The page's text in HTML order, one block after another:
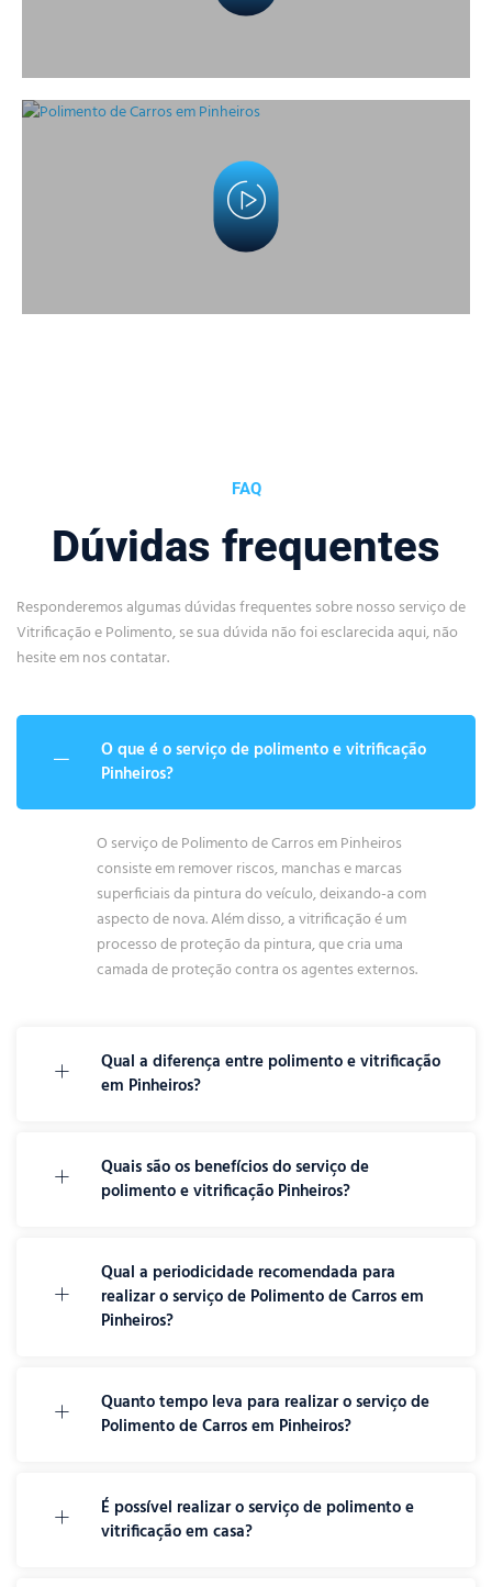
FAQ
Dúvidas frequentes
Responderemos algumas dúvidas frequentes sobre nosso serviço de
Vitrificação e Polimento, se sua dúvida não foi esclarecida aqui, não
hesite em nos contatar.
O que é o serviço de polimento e vitrificação
Pinheiros?
O serviço de Polimento de Carros em Pinheiros
consiste em remover riscos, manchas e marcas
superficiais da pintura do veículo, deixando-a com
aspecto de nova. Além disso, a vitrificação é um
processo de proteção da pintura, que cria uma
camada de proteção contra os agentes externos.
Qual a diferença entre polimento e vitrificação
em Pinheiros?
Quais são os benefícios do serviço de
polimento e vitrificação Pinheiros?
Qual a periodicidade recomendada para
realizar o serviço de Polimento de Carros em
Pinheiros?
Quanto tempo leva para realizar o serviço de
Polimento de Carros em Pinheiros?
É possível realizar o serviço de polimento e
vitrificação em casa?